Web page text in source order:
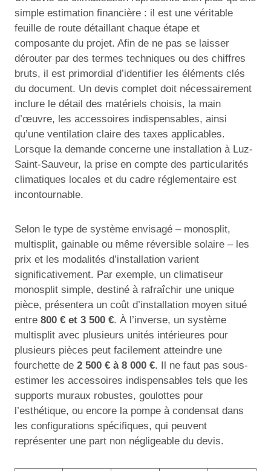
simple estimation financière : il est une véritable
feuille de route détaillant chaque étape et
composante du projet. Afin de ne pas se laisser
dérouter par des termes techniques ou des chiffres
bruts, il est primordial d’identifier les éléments clés
du document. Un devis complet doit nécessairement
inclure le détail des matériels choisis, la main
d’œuvre, les accessoires indispensables, ainsi
qu’une ventilation claire des taxes applicables.
Lorsque la demande concerne une installation à Luz-
Saint-Sauveur, la prise en compte des particularités
climatiques locales et du cadre réglementaire est
incontournable.
Selon le type de système envisagé – monosplit,
multisplit, gainable ou même réversible solaire – les
prix et les modalités d’installation varient
significativement. Par exemple, un climatiseur
monosplit simple, destiné à rafraîchir une unique
pièce, présentera un coût d’installation moyen situé
entre 800 € et 3 500 €. À l’inverse, un système
multisplit avec plusieurs unités intérieures pour
plusieurs pièces peut facilement atteindre une
fourchette de 2 500 € à 8 000 €. Il ne faut pas sous-
estimer les accessoires indispensables tels que les
supports muraux robustes, goulottes pour
l’esthétique, ou encore la pompe à condensat dans
les configurations spécifiques, qui peuvent
représenter une part non négligeable du devis.